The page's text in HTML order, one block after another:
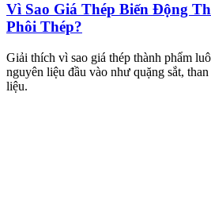
Vì Sao Giá Thép Biến Động
Phôi Thép?
Giải thích vì sao giá thép thành phẩm
nguyên liệu đầu vào như quặng sắt,
liệu.